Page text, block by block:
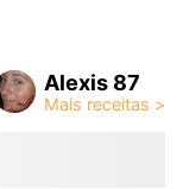
Alexis 87